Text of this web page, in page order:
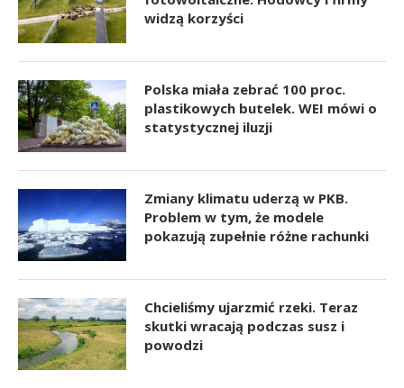
widzą korzyści
Polska miała zebrać 100 proc.
plastikowych butelek. WEI mówi o
statystycznej iluzji
Zmiany klimatu uderzą w PKB.
Problem w tym, że modele
pokazują zupełnie różne rachunki
Chcieliśmy ujarzmić rzeki. Teraz
skutki wracają podczas susz i
powodzi